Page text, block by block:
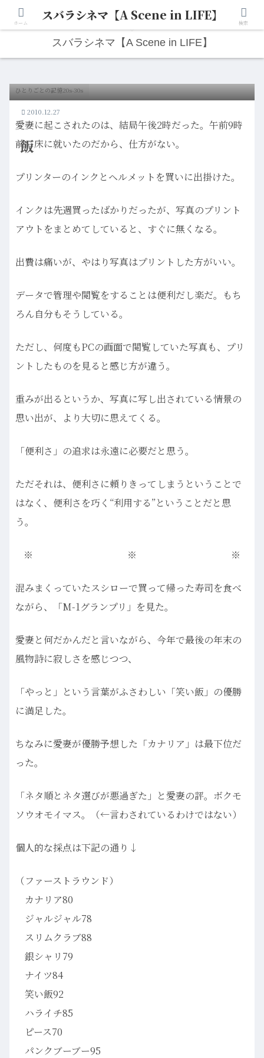
人生は“ひとりごと”から始まる。映画と写真と日々のこと。
スバラシネマ【A Scene in LIFE】
飯
ひとりごとの記憶20s-30s
2010.12.27
愛妻に起こされたのは、結局午後2時だった。午前9時
前に床に就いたのだから、仕方がない。
プリンターのインクとヘルメットを買いに出掛けた。
インクは先週買ったばかりだったが、写真のプリント
アウトをまとめてしていると、すぐに無くなる。
出費は痛いが、やはり写真はプリントした方がいい。
データで管理や閲覧をすることは便利だし楽だ。もち
ろん自分もそうしている。
ただし、何度もPCの画面で閲覧していた写真も、プリ
ントしたものを見ると感じ方が違う。
重みが出るというか、写真に写し出されている情景の
思い出が、より大切に思えてくる。
「便利さ」の追求は永遠に必要だと思う。
ただそれは、便利さに頼りきってしまうということで
はなく、便利さを巧く“利用する”ということだと思
う。
※ ※ ※
混みまくっていたスシローで買って帰った寿司を食べ
ながら、「M-1グランプリ」を見た。
愛妻と何だかんだと言いながら、今年で最後の年末の
風物詩に寂しさを感じつつ、
「やっと」という言葉がふさわしい「笑い飯」の優勝
に満足した。
ちなみに愛妻が優勝予想した「カナリア」は最下位だ
った。
「ネタ順とネタ選びが悪過ぎた」と愛妻の評。ボクモ
ソウオモイマス。（←言わされているわけではない）
個人的な採点は下記の通り↓
（ファーストラウンド）
カナリア80
ジャルジャル78
スリムクラブ88
銀シャリ79
ナイツ84
笑い飯92
ハライチ85
ピース70
パンクブーブー95
ホーム スバラシネマ【A Scene in LIFE】 検索